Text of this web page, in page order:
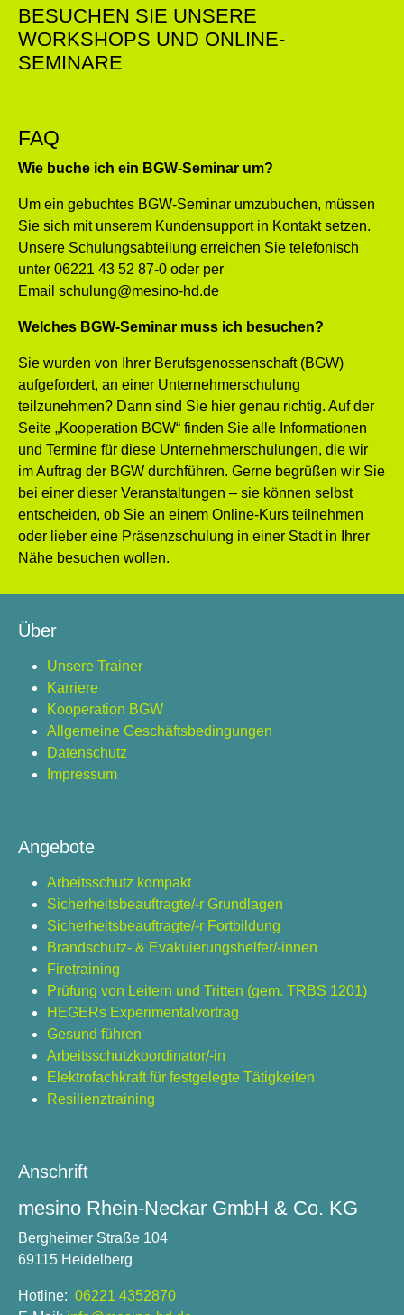
BESUCHEN SIE UNSERE
WORKSHOPS UND ONLINE-
SEMINARE
FAQ
Wie buche ich ein BGW-Seminar um?
Um ein gebuchtes BGW-Seminar umzubuchen, müssen
Sie sich mit unserem Kundensupport in Kontakt setzen.
Unsere Schulungsabteilung erreichen Sie telefonisch
unter 06221 43 52 87-0 oder per
Email schulung@mesino-hd.de
Welches BGW-Seminar muss ich besuchen?
Sie wurden von Ihrer Berufsgenossenschaft (BGW)
aufgefordert, an einer Unternehmerschulung
teilzunehmen? Dann sind Sie hier genau richtig. Auf der
Seite „Kooperation BGW“ finden Sie alle Informationen
und Termine für diese Unternehmerschulungen, die wir
im Auftrag der BGW durchführen. Gerne begrüßen wir Sie
bei einer dieser Veranstaltungen – sie können selbst
entscheiden, ob Sie an einem Online-Kurs teilnehmen
oder lieber eine Präsenzschulung in einer Stadt in Ihrer
Nähe besuchen wollen.
Über
Unsere Trainer
Karriere
Kooperation BGW
Allgemeine Geschäftsbedingungen
Datenschutz
Impressum
Angebote
Arbeitsschutz kompakt
Sicherheitsbeauftragte/-r Grundlagen
Sicherheitsbeauftragte/-r Fortbildung
Brandschutz- & Evakuierungshelfer/-innen
Firetraining
Prüfung von Leitern und Tritten (gem. TRBS 1201)
HEGERs Experimentalvortrag
Gesund führen
Arbeitsschutzkoordinator/-in
Elektrofachkraft für festgelegte Tätigkeiten
Resilienztraining
Anschrift
mesino Rhein-Neckar GmbH & Co. KG
Bergheimer Straße 104
69115 Heidelberg
Hotline: 06221 4352870